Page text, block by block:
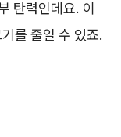
탄력인데요. 이
를 줄일 수 있죠.